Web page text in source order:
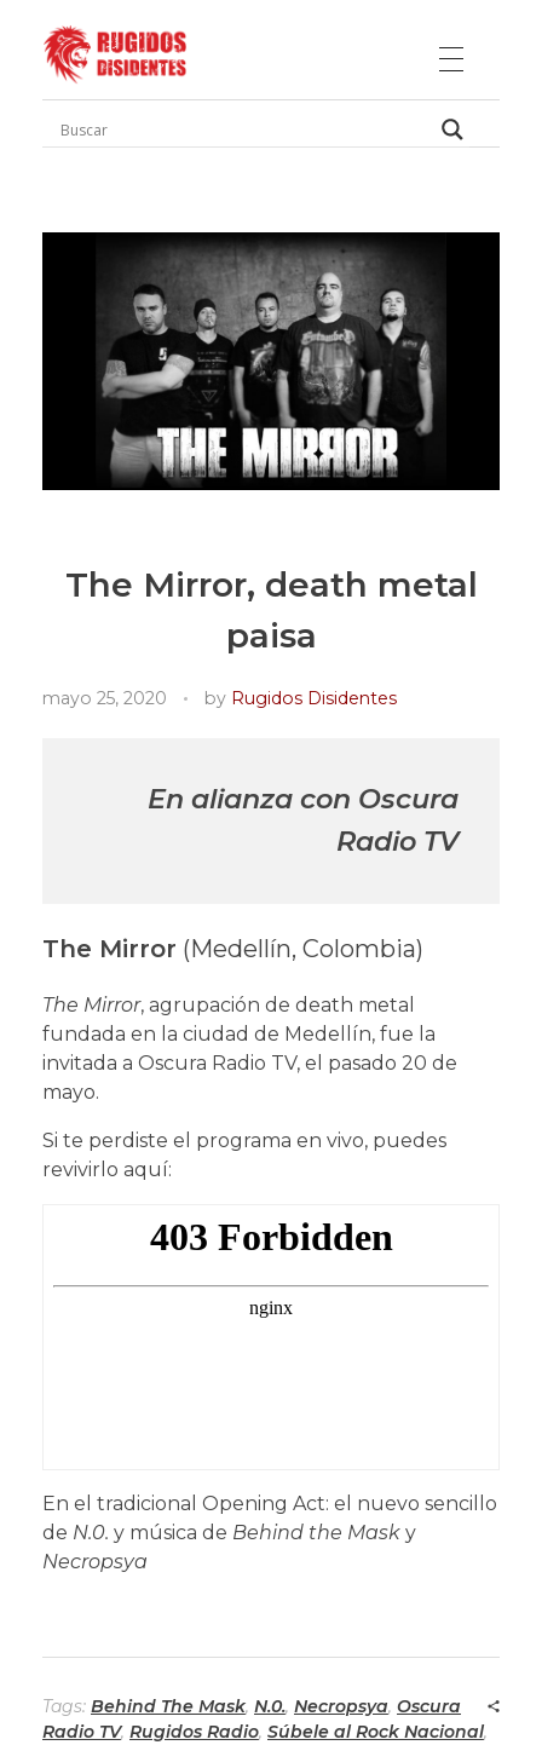
Rugidos Disidentes
Bogotá - Colombia | ISSN 2619-5569
The Mirror, death metal
paisa
mayo 25, 2020 by Rugidos Disidentes
En alianza con Oscura
Radio TV
The Mirror (Medellín, Colombia)
The Mirror, agrupación de death metal
fundada en la ciudad de Medellín, fue la
invitada a Oscura Radio TV, el pasado 20 de
mayo.
Si te perdiste el programa en vivo, puedes
revivirlo aquí:
En el tradicional Opening Act: el nuevo sencillo
de N.0. y música de Behind the Mask y
Necropsya
Tags: Behind The Mask, N.0., Necropsya, Oscura
Radio TV, Rugidos Radio, Súbele al Rock Nacional,